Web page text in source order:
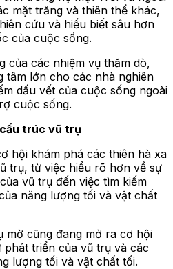
mặt trăng và thiên thể khác,
cứu và hiểu biết sâu hơn
của cuộc sống.
của các nhiệm vụ thăm dò,
tâm lớn cho các nhà nghiên
dấu vết của cuộc sống ngoài
cuộc sống.
trúc vũ trụ
hội khám phá các thiên hà xa
trụ, từ việc hiểu rõ hơn về sự
vũ trụ đến việc tìm kiếm
năng lượng tối và vật chất
mờ cũng đang mở ra cơ hội
triển của vũ trụ và các
lượng tối và vật chất tối.